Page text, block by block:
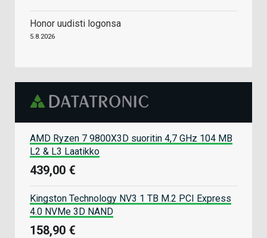
Honor uudisti logonsa
5.8.2026
AMD Ryzen 7 9800X3D suoritin 4,7 GHz 104 MB
L2 & L3 Laatikko
439,00 €
Kingston Technology NV3 1 TB M.2 PCI Express
4.0 NVMe 3D NAND
158,90 €